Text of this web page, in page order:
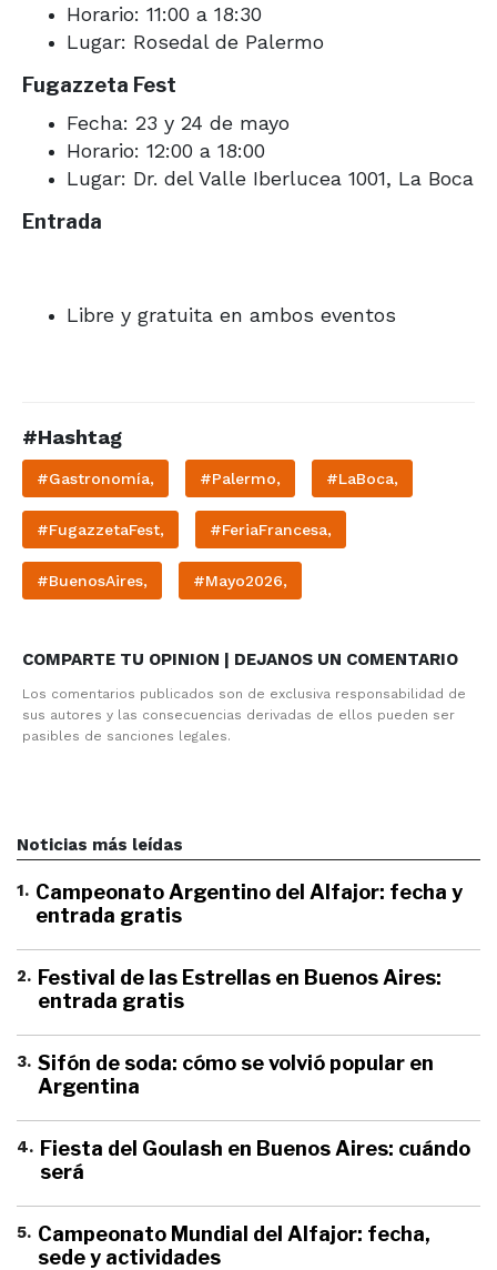
Horario: 11:00 a 18:30
Lugar: Rosedal de Palermo
Fugazzeta Fest
Fecha: 23 y 24 de mayo
Horario: 12:00 a 18:00
Lugar: Dr. del Valle Iberlucea 1001, La Boca
Entrada
Libre y gratuita en ambos eventos
#Hashtag
#Gastronomía, #Palermo, #LaBoca,
#FugazzetaFest, #FeriaFrancesa,
#BuenosAires, #Mayo2026,
COMPARTE TU OPINION | DEJANOS UN COMENTARIO
Los comentarios publicados son de exclusiva responsabilidad de
sus autores y las consecuencias derivadas de ellos pueden ser
pasibles de sanciones legales.
Noticias más leídas
1. Campeonato Argentino del Alfajor: fecha y
entrada gratis
2. Festival de las Estrellas en Buenos Aires:
entrada gratis
3. Sifón de soda: cómo se volvió popular en
Argentina
4. Fiesta del Goulash en Buenos Aires: cuándo
será
5. Campeonato Mundial del Alfajor: fecha,
sede y actividades